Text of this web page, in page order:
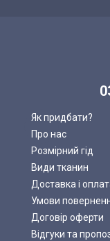
Як придбати?
Про нас
Розмірний гід
Види тканин
Доставка і
Умови
Договір оферти
Відгуки та